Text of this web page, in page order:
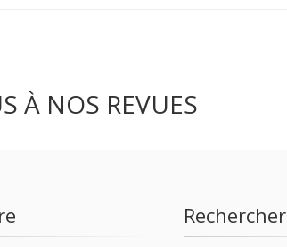
À NOS REVUES
Rechercher